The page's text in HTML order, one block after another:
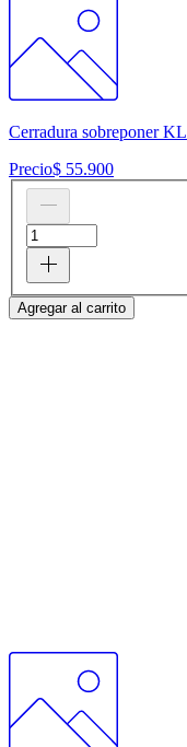
Cerradura sobreponer KL
Precio$ 55.900
Agregar al carrito